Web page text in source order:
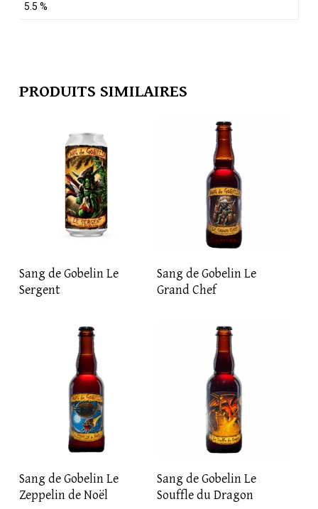
5.5 %
PRODUITS SIMILAIRES
LIRE LA SUITE
Sang de Gobelin Le
Sergent
LIRE LA SUITE
Sang de Gobelin Le
Grand Chef
LIRE LA SUITE
Sang de Gobelin Le
Zeppelin de Noël
LIRE LA SUITE
Sang de Gobelin Le
Souffle du Dragon